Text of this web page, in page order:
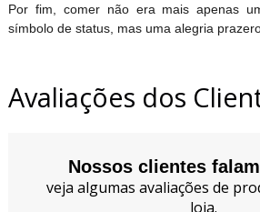
Por fim, comer não era mais apenas
símbolo de status, mas uma alegria
Avaliações dos
Nossos clientes
veja algumas avaliações de
loja.